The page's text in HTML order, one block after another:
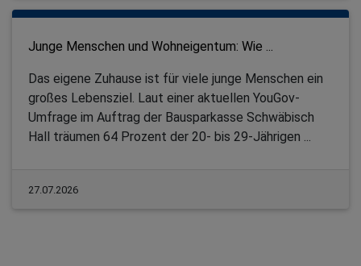
Junge Menschen und Wohneigentum: Wie ...
Das eigene Zuhause ist für viele junge Menschen ein
großes Lebensziel. Laut einer aktuellen YouGov-
Umfrage im Auftrag der Bausparkasse Schwäbisch
Hall träumen 64 Prozent der 20- bis 29-Jährigen ...
27.07.2026